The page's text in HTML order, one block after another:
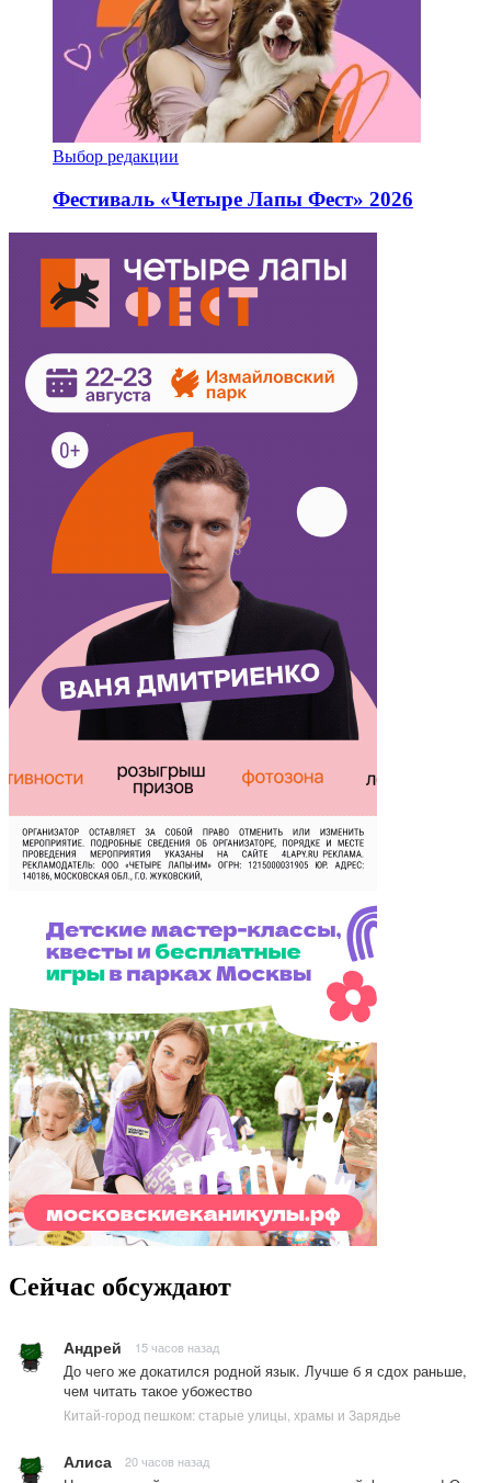
Выбор редакции
Фестиваль «Четыре Лапы Фест» 2026
Сейчас обсуждают
Андрей 15 часов назад
До чего же докатился родной язык. Лучше б я сдох раньше,
чем читать такое убожество
Китай-город пешком: старые улицы, храмы и Зарядье
Алиса 20 часов назад